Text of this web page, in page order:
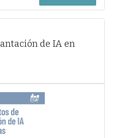
de IA en